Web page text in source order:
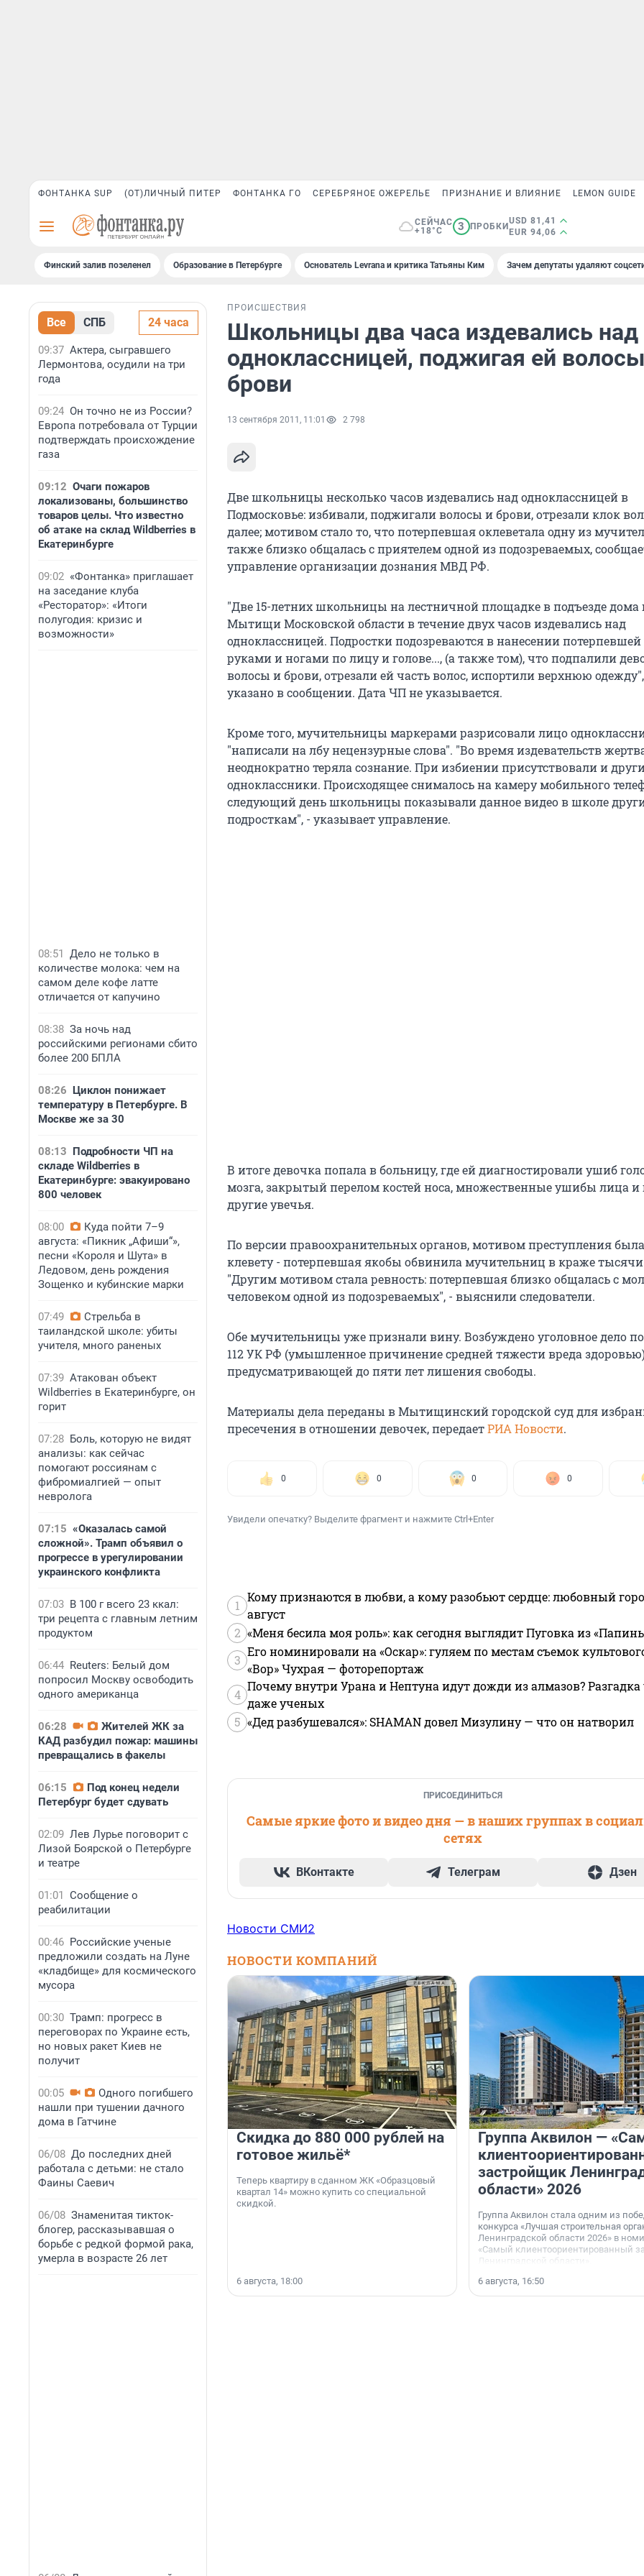
ФОНТАНКА SUP (ОТ)ЛИЧНЫЙ ПИТЕР ФОНТАНКА ГО СЕРЕБРЯНОЕ ОЖЕРЕЛЬЕ ПРИЗНАНИЕ И ВЛИЯНИЕ LEMON GUIDE
СЕЙЧАС
+18°C
3 ПРОБКИ
USD 81,41
EUR 94,06
Финский залив позеленел Образование в Петербурге Основатель Levrana и критика Татьяны Ким Зачем депутаты удаляют
Все СПБ 24 часа
09:37 Актера, сыгравшего
Лермонтова, осудили на три
года
09:24 Он точно не из России?
Европа потребовала от Турции
подтверждать происхождение
газа
09:12 Очаги пожаров
локализованы, большинство
товаров целы. Что известно
об атаке на склад Wildberries в
Екатеринбурге
09:02 «Фонтанка» приглашает
на заседание клуба
«Ресторатор»: «Итоги
полугодия: кризис и
возможности»
08:51 Дело не только в
количестве молока: чем на
самом деле кофе латте
отличается от капучино
08:38 За ночь над
российскими регионами сбито
более 200 БПЛА
08:26 Циклон понижает
температуру в Петербурге. В
Москве же за 30
08:13 Подробности ЧП на
складе Wildberries в
Екатеринбурге: эвакуировано
800 человек
08:00
Куда пойти 7–9
августа: «Пикник „Афиши“»,
песни «Короля и Шута» в
Ледовом, день рождения
Зощенко и кубинские марки
07:49
Стрельба в
таиландской школе: убиты
учителя, много раненых
07:39 Атакован объект
Wildberries в Екатеринбурге, он
горит
07:28 Боль, которую не видят
анализы: как сейчас
помогают россиянам с
фибромиалгией — опыт
невролога
07:15 «Оказалась самой
сложной». Трамп объявил о
прогрессе в урегулировании
украинского конфликта
07:03 В 100 г всего 23 ккал:
три рецепта с главным летним
продуктом
06:44 Reuters: Белый дом
попросил Москву освободить
одного американца
06:28
Жителей ЖК за
КАД разбудил пожар: машины
превращались в факелы
06:15
Под конец недели
Петербург будет сдувать
02:09 Лев Лурье поговорит с
Лизой Боярской о Петербурге
и театре
01:01 Сообщение о
реабилитации
00:46 Российские ученые
предложили создать на Луне
«кладбище» для космического
мусора
00:30 Трамп: прогресс в
переговорах по Украине есть,
но новых ракет Киев не
получит
00:05
Одного погибшего
нашли при тушении дачного
дома в Гатчине
06/08 До последних дней
работала с детьми: не стало
Фаины Саевич
06/08 Знаменитая тикток-
блогер, рассказывавшая о
борьбе с редкой формой рака,
умерла в возрасте 26 лет
ПРОИСШЕСТВИЯ
Школьницы два часа издевались над
одноклассницей, поджигая ей
брови
13 сентября 2011, 11:01 2 798
Две школьницы несколько часов издевались над одноклассницей в
Подмосковье: избивали, поджигали волосы и брови, отрезали клок
далее; мотивом стало то, что потерпевшая оклеветала одну из
также близко общалась с приятелем одной из подозреваемых,
управление организации дознания МВД РФ.
"Две 15-летних школьницы на лестничной площадке в подъезде дома
Мытищи Московской области в течение двух часов издевались над
одноклассницей. Подростки подозреваются в нанесении потерпевшей
руками и ногами по лицу и голове..., (а также том), что подпалили
волосы и брови, отрезали ей часть волос, испортили верхнюю
указано в сообщении. Дата ЧП не указывается.
Кроме того, мучительницы маркерами разрисовали лицо
"написали на лбу нецензурные слова". "Во время издевательств
неоднократно теряла сознание. При избиении присутствовали и
одноклассники. Происходящее снималось на камеру мобильного
следующий день школьницы показывали данное видео в школе
подросткам", - указывает управление.
В итоге девочка попала в больницу, где ей диагностировали ушиб
мозга, закрытый перелом костей носа, множественные ушибы лица и
другие увечья.
По версии правоохранительных органов, мотивом преступления была
клевету - потерпевшая якобы обвинила мучительниц в краже тысячи
"Другим мотивом стала ревность: потерпевшая близко общалась с
человеком одной из подозреваемых", - выяснили следователи.
Обе мучительницы уже признали вину. Возбуждено уголовное дело по
112 УК РФ (умышленное причинение средней тяжести вреда
предусматривающей до пяти лет лишения свободы.
Материалы дела переданы в Мытищинский городской суд для
пресечения в отношении девочек, передаетРИА Новости.
0 0 0 0
Увидели опечатку? Выделите фрагмент и нажмите Ctrl+Enter
1
Кому признаются в любви, а кому разобьют сердце: любовный
август
2 «Меня бесила моя роль»: как сегодня выглядит Пуговка из
3
Его номинировали на «Оскар»: гуляем по местам съемок
«Вор» Чухрая — фоторепортаж
4
Почему внутри Урана и Нептуна идут дожди из алмазов?
даже ученых
5 «Дед разбушевался»: SHAMAN довел Мизулину — что он натворил
ПРИСОЕДИНИТЬСЯ
Самые яркие фото и видео дня — в наших группах в
сетях
ВКонтакте Телеграм Дзен
Новости СМИ2
НОВОСТИ КОМПАНИЙ
Скидка до 880 000 рублей на
готовое жильё*
Теперь квартиру в сданном ЖК «Образцовый
квартал 14» можно купить со специальной
скидкой.
6 августа, 18:00
Группа Аквилон —
застройщик
области» 2026
Группа Аквилон стала одним из
конкурса «Лучшая строительная
Ленинградской области 2026» в
«Самый клиентоориентированный
Ленинградской области».
6 августа, 16:50